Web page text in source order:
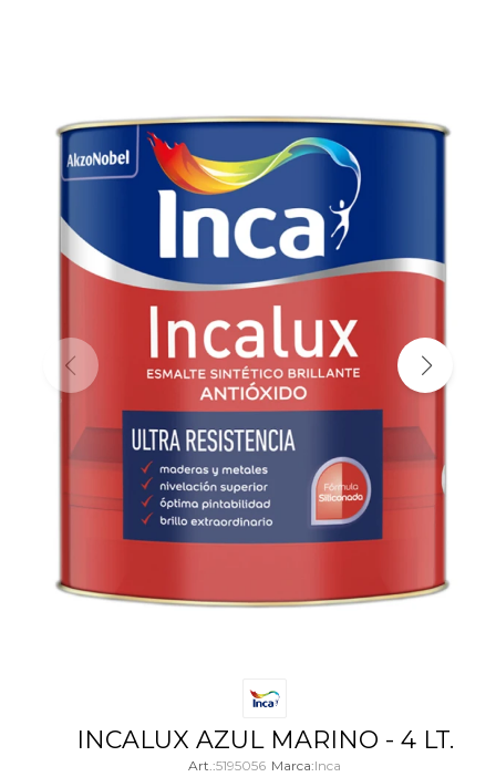
INCALUX AZUL MARINO - 4 LT.
5195056 Inca